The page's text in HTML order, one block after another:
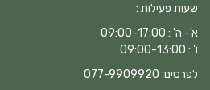
שעות פעילות :
א'- ה' : 09:00-17:00
ו' : 09:00-13:00
לפרטים: 077-9909920